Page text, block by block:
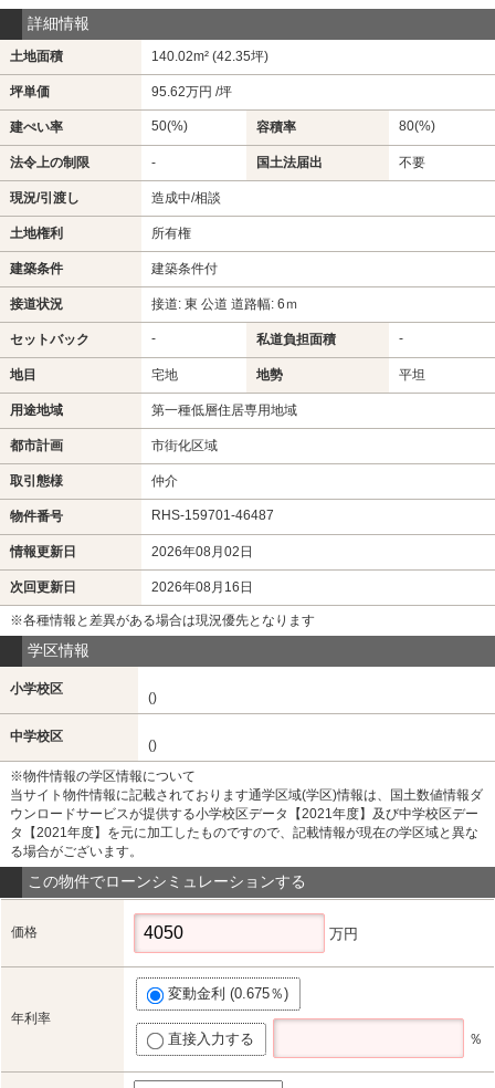
詳細情報
土地面積 140.02m² (42.35坪)
坪単価 95.62万円 /坪
建ぺい率 50(%) 容積率 80(%)
法令上の制限 - 国土法届出 不要
現況/引渡し 造成中/相談
土地権利 所有権
建築条件 建築条件付
接道状況 接道: 東 公道 道路幅: 6ｍ
セットバック - 私道負担面積 -
地目 宅地 地勢 平坦
用途地域 第一種低層住居専用地域
都市計画 市街化区域
取引態様 仲介
物件番号 RHS-159701-46487
情報更新日 2026年08月02日
次回更新日 2026年08月16日
※各種情報と差異がある場合は現況優先となります
学区情報
小学校区
()
中学校区
()
※物件情報の学区情報について
当サイト物件情報に記載されております通学区域(学区)情報は、国土数値情報ダ
ウンロードサービスが提供する小学校区データ【2021年度】及び中学校区デー
タ【2021年度】を元に加工したものですので、記載情報が現在の学区域と異な
る場合がございます。
この物件でローンシミュレーションする
価格 万円
年利率
変動金利 (0.675％)
直接入力する ％